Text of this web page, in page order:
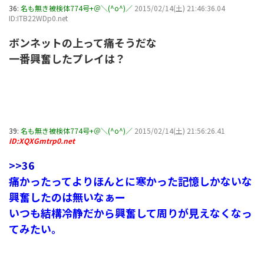
36: 名も無き被検体774号+＠＼(^o^)／ 2015/02/14(土) 21:46:36.04
ID:ITB22WDp0.net
ボンネットの上って痛そうだな
一番興奮したプレイは？
39: 名も無き被検体774号+＠＼(^o^)／ 2015/02/14(土) 21:56:26.41
ID:XQXGmtrp0.net
>>36
痛かったってよりほんとに寒かった記憶しかないな
興奮したのは無いなぁー
いつも結構冷静だから興奮して周りが見えなくなっ
てみたい。